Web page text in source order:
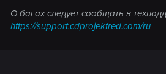
демонстрацию
О багах следует сообщать в
https://support.cdprojektred.com/ru